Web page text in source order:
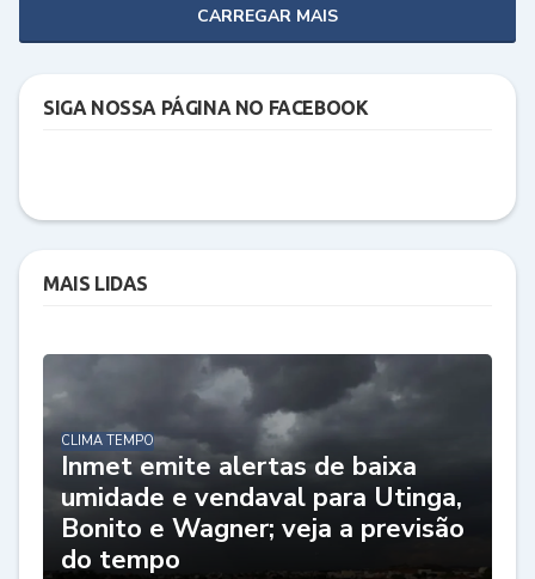
CARREGAR MAIS
SIGA NOSSA PÁGINA NO FACEBOOK
MAIS LIDAS
CLIMA TEMPO
Inmet emite alertas de baixa
umidade e vendaval para Utinga,
Bonito e Wagner; veja a previsão
do tempo